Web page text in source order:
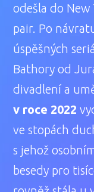
odešla do New
pair. Po
úspěšných
Bathory od
divadlení a
v roce 2022
ve stopách
s jehož
besedy pro